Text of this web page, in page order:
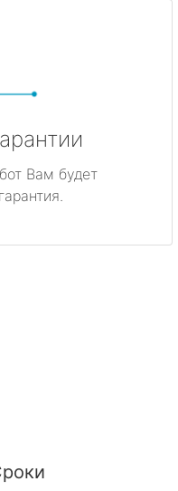
Вам будет